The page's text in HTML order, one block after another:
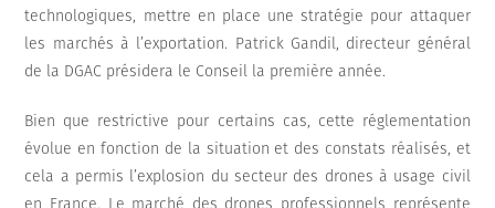
technologiques, mettre en place une stratégie pour attaquer
les marchés à l’exportation. Patrick Gandil, directeur général
de la DGAC présidera le Conseil la première année.
Bien que restrictive pour certains cas, cette réglementation
évolue en fonction de la situation et des constats réalisés, et
cela a permis l’explosion du secteur des drones à usage civil